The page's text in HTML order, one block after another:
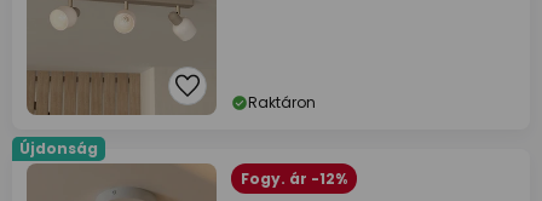
Raktáron
Újdonság
Fogy. ár -12%